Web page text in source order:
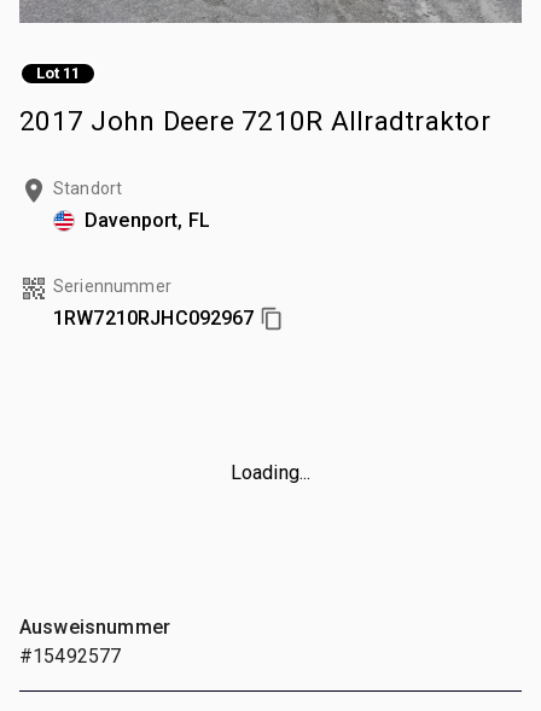
Lot 11
2017 John Deere 7210R Allradtraktor
Standort
Davenport, FL
Seriennummer
1RW7210RJHC092967
Loading...
Ausweisnummer
#15492577